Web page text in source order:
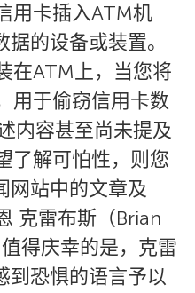
用卡插入ATM机
的设备或装置。
在ATM上，当您将
用于偷窃信用卡数
内容甚至尚未提及
了解可怕性，则您
网站中的文章及
克雷布斯（Brian
得庆幸的是，克雷
到恐惧的语言予以